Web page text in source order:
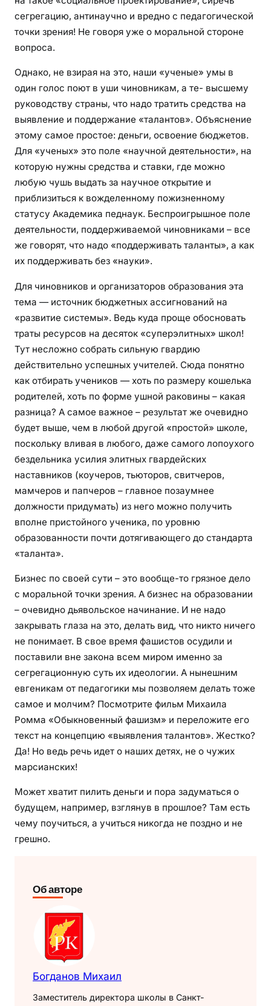
сегрегацию, антинаучно и вредно с педагогической
точки зрения! Не говоря уже о моральной стороне
вопроса.
Однако, не взирая на это, наши «ученые» умы в
один голос поют в уши чиновникам, а те- высшему
руководству страны, что надо тратить средства на
выявление и поддержание «талантов». Объяснение
этому самое простое: деньги, освоение бюджетов.
Для «ученых» это поле «научной деятельности», на
которую нужны средства и ставки, где можно
любую чушь выдать за научное открытие и
приблизиться к вожделенному пожизненному
статусу Академика педнаук. Беспроигрышное поле
деятельности, поддерживаемой чиновниками – все
же говорят, что надо «поддерживать таланты», а как
их поддерживать без «науки».
Для чиновников и организаторов образования эта
тема — источник бюджетных ассигнований на
«развитие системы». Ведь куда проще обосновать
траты ресурсов на десяток «суперэлитных» школ!
Тут несложно собрать сильную гвардию
действительно успешных учителей. Сюда понятно
как отбирать учеников — хоть по размеру кошелька
родителей, хоть по форме ушной раковины – какая
разница? А самое важное – результат же очевидно
будет выше, чем в любой другой «простой» школе,
поскольку вливая в любого, даже самого лопоухого
бездельника усилия элитных гвардейских
наставников (коучеров, тьюторов, свитчеров,
мамчеров и папчеров – главное позаумнее
должности придумать) из него можно получить
вполне пристойного ученика, по уровню
образованности почти дотягивающего до стандарта
«таланта».
Бизнес по своей сути – это вообще-то грязное дело
с моральной точки зрения. А бизнес на образовании
– очевидно дьявольское начинание. И не надо
закрывать глаза на это, делать вид, что никто ничего
не понимает. В свое время фашистов осудили и
поставили вне закона всем миром именно за
сегрегационную суть их идеологии. А нынешним
евгеникам от педагогики мы позволяем делать тоже
самое и молчим? Посмотрите фильм Михаила
Ромма «Обыкновенный фашизм» и переложите его
текст на концепцию «выявления талантов». Жестко?
Да! Но ведь речь идет о наших детях, не о чужих
марсианских!
Может хватит пилить деньги и пора задуматься о
будущем, например, взглянув в прошлое? Там есть
чему поучиться, а учиться никогда не поздно и не
грешно.
Об авторе
Богданов Михаил
Заместитель директора школы в Санкт-